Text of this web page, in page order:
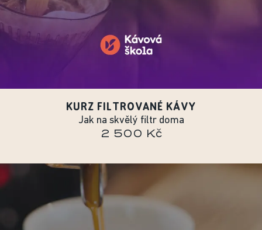
KURZ FILTROVANÉ KÁVY
Jak na skvělý filtr doma
2 500 Kč